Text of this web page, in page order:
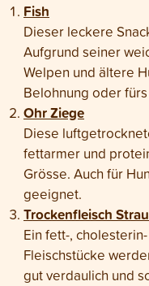
Fish
Dieser leckere
Aufgrund seiner
Welpen und ältere
Belohnung oder
Ohr Ziege
Diese
fettarmer und
Grösse. Auch für
geeignet.
Trockenfleisch
Ein fett-,
Fleischstücke
gut verdaulich und